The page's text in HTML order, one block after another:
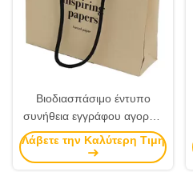
Βιοδιασπάσιμο έντυπο
συνήθεια εγγράφου αγορών
υλικό εγγράφου της Kraft
τσαντών ανθεκτικό
Λάβετε την Καλύτερη Τιμή